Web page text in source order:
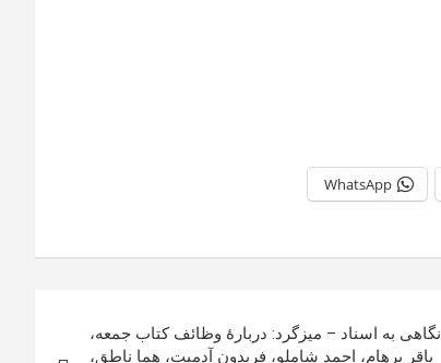
WhatsApp
نگاهی به اسناد – میزگرد: دربارهٔ وظائف کتاب جمعه،
باقر پرهام، احمد شاملو، فریدون آدمیت، هما ناطق،